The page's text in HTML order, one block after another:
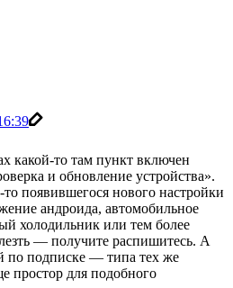
какой-то там пункт включен
и обновление устройства».
появившегося нового настройки
андроида, автомобильное
холодильник или тем более
— получите распишитесь. А
по подписке — типа тех же
простор для подобного